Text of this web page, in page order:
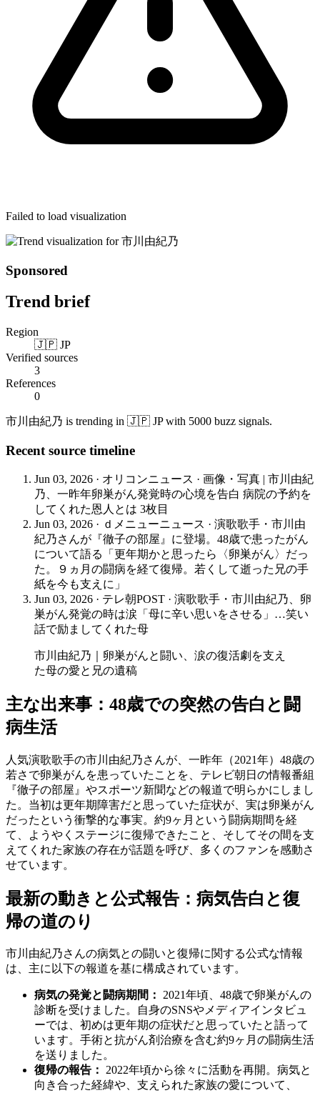
Failed to load visualization
Sponsored
Trend brief
Region
🇯🇵 JP
Verified sources
3
References
0
市川由紀乃 is trending in 🇯🇵 JP with 5000 buzz signals.
Recent source timeline
Jun 03, 2026 · オリコンニュース · 画像・写真 | 市川由紀
乃、一昨年卵巣がん発覚時の心境を告白 病院の予約を
してくれた恩人とは 3枚目
Jun 03, 2026 · ｄメニューニュース · 演歌歌手・市川由
紀乃さんが『徹子の部屋』に登場。48歳で患ったがん
について語る「更年期かと思ったら〈卵巣がん〉だっ
た。９ヵ月の闘病を経て復帰。若くして逝った兄の手
紙を今も支えに」
Jun 03, 2026 · テレ朝POST · 演歌歌手・市川由紀乃、卵
巣がん発覚の時は涙「母に辛い思いをさせる」…笑い
話で励ましてくれた母
市川由紀乃｜卵巣がんと闘い、涙の復活劇を支え
た母の愛と兄の遺稿
主な出来事：48歳での突然の告白と闘
病生活
人気演歌歌手の市川由紀乃さんが、一昨年（2021年）48歳の
若さで卵巣がんを患っていたことを、テレビ朝日の情報番組
『徹子の部屋』やスポーツ新聞などの報道で明らかにしまし
た。当初は更年期障害だと思っていた症状が、実は卵巣がん
だったという衝撃的な事実。約9ヶ月という闘病期間を経
て、ようやくステージに復帰できたこと、そしてその間を支
えてくれた家族の存在が話題を呼び、多くのファンを感動さ
せています。
最新の動きと公式報告：病気告白と復
帰の道のり
市川由紀乃さんの病気との闘いと復帰に関する公式な情報
は、主に以下の報道を基に構成されています。
病気の発覚と闘病期間： 2021年頃、48歳で卵巣がんの
診断を受けました。自身のSNSやメディアインタビュ
ーでは、初めは更年期の症状だと思っていたと語って
います。手術と抗がん剤治療を含む約9ヶ月の闘病生活
を送りました。
復帰の報告： 2022年頃から徐々に活動を再開。病気と
向き合った経緯や、支えられた家族の愛について、